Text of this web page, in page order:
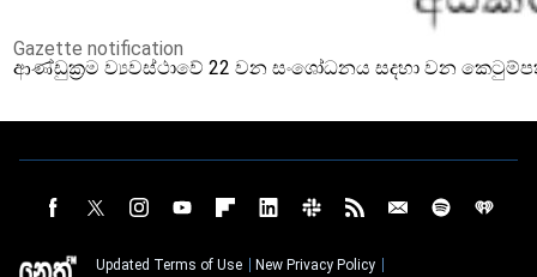
Gazette notification
ආණ්ඩුක්‍රම ව්‍යවස්ථාවේ 22 වන සංශෝධනය සදහා වන
Updated Terms of Use
New Privacy Policy